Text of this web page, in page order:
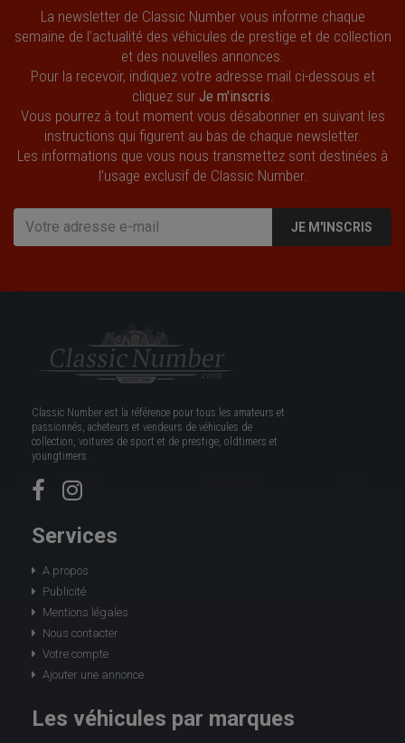
La newsletter de Classic Number vous informe chaque
semaine de l’actualité des véhicules de prestige et de collection
et des nouvelles annonces.
Pour la recevoir, indiquez votre adresse mail ci-dessous et
cliquez sur Je m'inscris
Vous pourrez à tout moment vous désabonner en suivant les
instructions qui figurent au bas de chaque newsletter.
Les informations que vous nous transmettez sont destinées à
l’usage exclusif de Classic Number.
JE M'INSCRIS
Classic Number est la référence pour tous les amateurs et
passionnés, acheteurs et vendeurs de véhicules de
collection, voitures de sport et de prestige, oldtimers et
youngtimers.
Services
A propos
Publicité
Mentions légales
Nous contacter
Votre compte
Ajouter une annonce
Les véhicules par marques